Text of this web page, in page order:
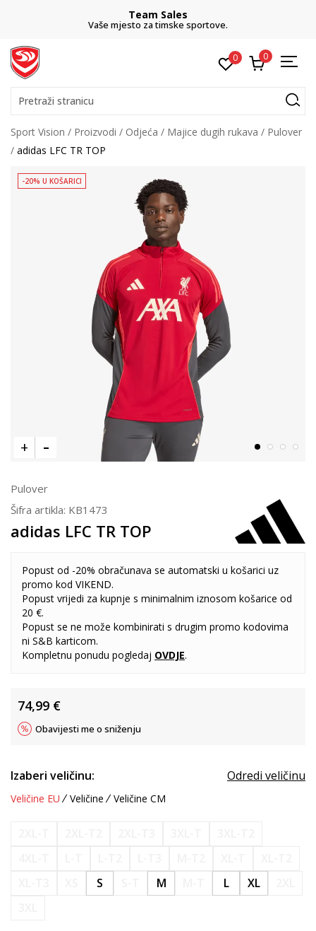
Team Sales
Vaše mjesto za timske sportove.
0 0
Pretraži stranicu
Sport Vision Proizvodi Odjeća Majice dugih rukava
Pulover
adidas LFC TR TOP
-20% U KOŠARICI
Pulover
Šifra artikla: KB1473
adidas LFC TR TOP
Popust od -20% obračunava se automatski u košarici uz
promo kod VIKEND.
Popust vrijedi za kupnje s minimalnim iznosom košarice od
20 €.
Popust se ne može kombinirati s drugim promo kodovima
ni S&B karticom.
Kompletnu ponudu pogledaj OVDJE.
74,99 €
Obavijesti me o sniženju
Izaberi veličinu: Odredi veličinu
Veličine EU Veličine Veličine CM
S M L XL